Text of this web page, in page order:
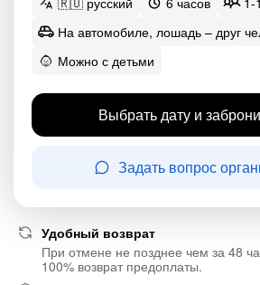
На автомобиле, лошадь – друг
Можно с детьми
Выбрать дату и
Задать вопрос
Удобный возврат
При отмене не позднее чем за 48
100% возврат предоплаты.